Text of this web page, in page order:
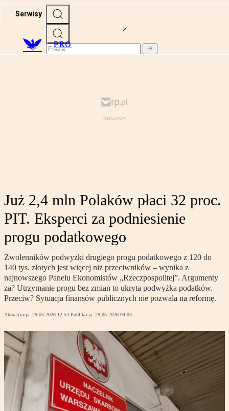
Serwisy
PRO
Już 2,4 mln Polaków płaci 32 proc.
PIT. Eksperci za podniesienie
progu podatkowego
Zwolenników podwyżki drugiego progu podatkowego z 120 do
140 tys. złotych jest więcej niż przeciwników – wynika z
najnowszego Panelu Ekonomistów „Rzeczpospolitej”. Argumenty
za? Utrzymanie progu bez zmian to ukryta podwyżka podatków.
Przeciw? Sytuacja finansów publicznych nie pozwala na reformę.
Aktualizacja: 29.05.2026 12:54 Publikacja: 29.05.2026 04:03